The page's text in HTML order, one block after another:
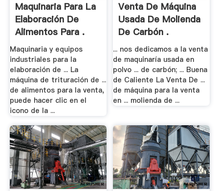
Maquinaria Para La
Elaboración De
Alimentos Para .
Maquinaria y equipos
industriales para la
elaboración de ... La
máquina de trituración de ...
de alimentos para la venta,
puede hacer clic en el
icono de la ...
Venta De Máquina
Usada De Molienda
De Carbón .
... nos dedicamos a la venta
de maquinaría usada en
polvo ... de carbón; ... Buena
de Caliente La Venta De ...
de máquina para la venta
en ... molienda de ...